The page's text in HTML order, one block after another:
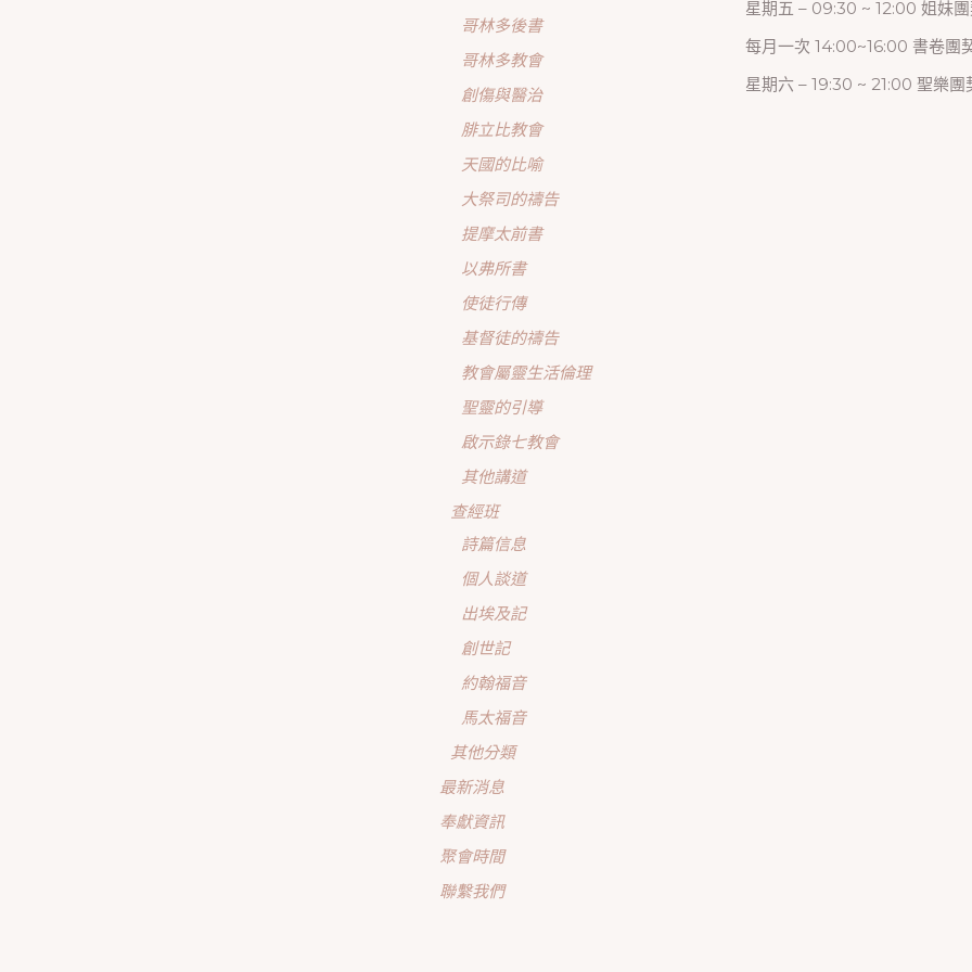
哥林多後書
哥林多教會
創傷與醫治
腓立比教會
天國的比喻
大祭司的禱告
提摩太前書
以弗所書
使徒行傳
基督徒的禱告
教會屬靈生活倫理
聖靈的引導
啟示錄七教會
其他講道
查經班
詩篇信息
個人談道
出埃及記
創世記
約翰福音
馬太福音
其他分類
最新消息
奉獻資訊
聚會時間
聯繫我們
星期五 – 09:30 ~ 12:00 姐妹
每月一次 14:00~16:00 書卷團
星期六 – 19:30 ~ 21:00 聖樂團